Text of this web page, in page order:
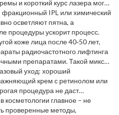
и короткий курс лазера могут
IPL или химический
осветляют пятна, а
процедуры ускорит процесс.
коже лица после 40‑50 лет,
радиочастотного лифтинга
препаратами. Такой микс
после нескольких сеансов.
уход: хороший
крем с ретинолом или
процедура не даст
ухода.
косметологии главное – не
проверенные методы,